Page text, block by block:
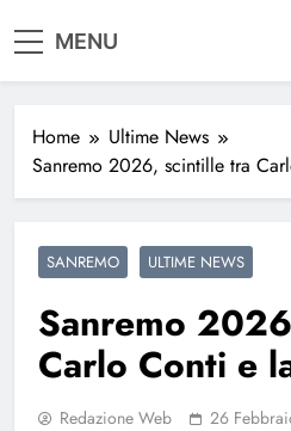
MENU
Home
Ultime News
Sanremo 2026, scintille tra
SANREMO ULTIME NEWS
Sanremo
Carlo Conti e
Redazione Web 26